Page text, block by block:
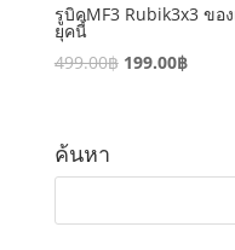
รูบิคMF3 Rubik3x3 ขอ
ยุคนี้
499.00฿ 199.00฿
ค้นหา